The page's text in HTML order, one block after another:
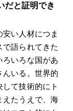
だと証明でき
い人材につま
語られてきた
いろな国があ
んいる。世界的
て技術的にト
えたうえで、海